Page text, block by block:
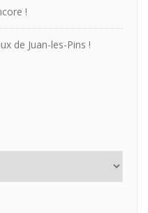
!
de Juan-les-Pins !